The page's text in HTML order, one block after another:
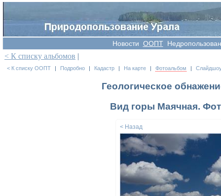
Новости OOПT
< К списку альбомов |
< К списку ООПТ | Подробно | Кадастр | На карте | Фотоальбом |
Геологическое
Вид горы Маячная.
< Назад